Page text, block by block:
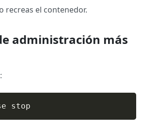
recreas el contenedor.
administración más
stop